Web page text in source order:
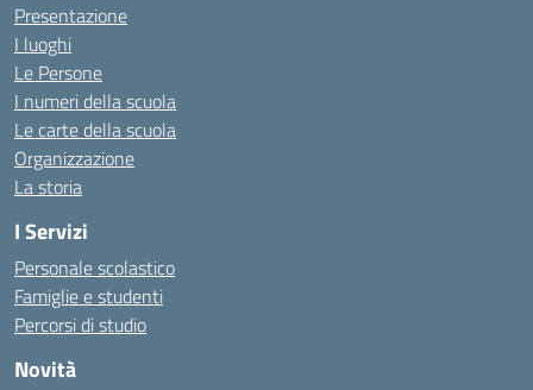
Presentazione
I luoghi
Le Persone
I numeri della scuola
Le carte della scuola
Organizzazione
La storia
I Servizi
Personale scolastico
Famiglie e studenti
Percorsi di studio
Novità